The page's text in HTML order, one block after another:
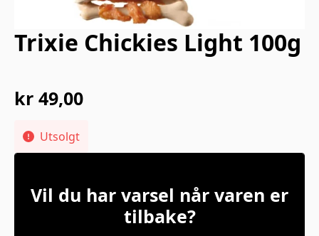
Trixie Chickies Light 100g
kr 49,00
Utsolgt
Vil du har varsel når varen er
tilbake?